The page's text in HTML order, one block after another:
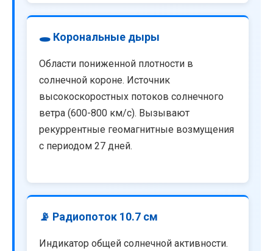
🕳️ Корональные дыры
Области пониженной плотности в
солнечной короне. Источник
высокоскоростных потоков солнечного
ветра (600-800 км/с). Вызывают
рекуррентные геомагнитные возмущения
с периодом 27 дней.
📡 Радиопоток 10.7 см
Индикатор общей солнечной активности.